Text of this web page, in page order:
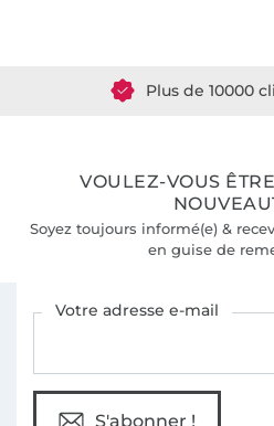
VOULEZ-VOUS
Soyez toujours informé(e) &
en guise de
Votre adresse e-mail
S'abonner !